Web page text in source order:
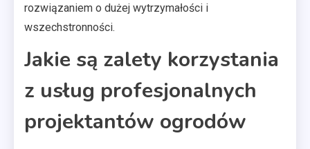
rozwiązaniem o dużej wytrzymałości i
wszechstronności.
Jakie są zalety korzystania
z usług profesjonalnych
projektantów ogrodów